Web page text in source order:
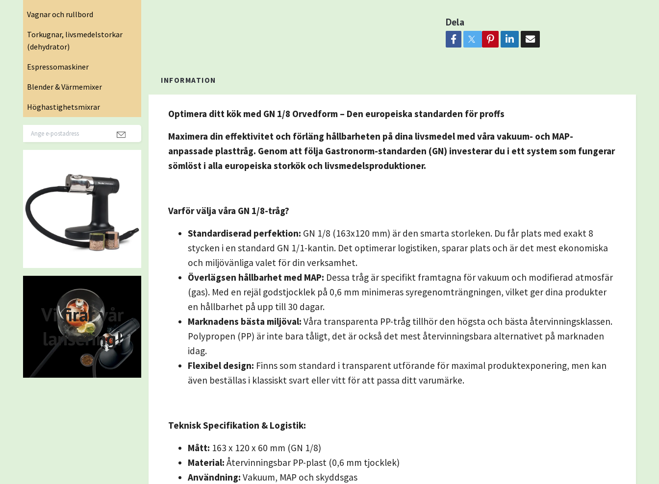
Vagnar och rullbord
Torkugnar, livsmedelstorkar
(dehydrator)
Espressomaskiner
Blender & Värmemixer
Höghastighetsmixrar
Vi firar vår
lansering!
Dela
INFORMATION
Optimera ditt kök med GN 1/8 Orvedform – Den europeiska standarden för proffs
Maximera din effektivitet och förläng hållbarheten på dina livsmedel med våra vakuum- och MAP-
anpassade plasttråg. Genom att följa Gastronorm-standarden (GN) investerar du i ett system som fungerar
sömlöst i alla europeiska storkök och livsmedelsproduktioner.
Varför välja våra GN 1/8-tråg?
Standardiserad perfektion: GN 1/8 (163x120 mm) är den smarta storleken. Du får plats med exakt 8
stycken i en standard GN 1/1-kantin. Det optimerar logistiken, sparar plats och är det mest ekonomiska
och miljövänliga valet för din verksamhet.
Överlägsen hållbarhet med MAP: Dessa tråg är specifikt framtagna för vakuum och modifierad atmosfär
(gas). Med en rejäl godstjocklek på 0,6 mm minimeras syregenomträngningen, vilket ger dina produkter
en hållbarhet på upp till 30 dagar.
Marknadens bästa miljöval: Våra transparenta PP-tråg tillhör den högsta och bästa återvinningsklassen.
Polypropen (PP) är inte bara tåligt, det är också det mest återvinningsbara alternativet på marknaden
idag.
Flexibel design: Finns som standard i transparent utförande för maximal produktexponering, men kan
även beställas i klassiskt svart eller vitt för att passa ditt varumärke.
Teknisk Specifikation & Logistik:
Mått: 163 x 120 x 60 mm (GN 1/8)
Material:Återvinningsbar PP-plast (0,6 mm tjocklek)
Användning: Vakuum, MAP och skyddsgas